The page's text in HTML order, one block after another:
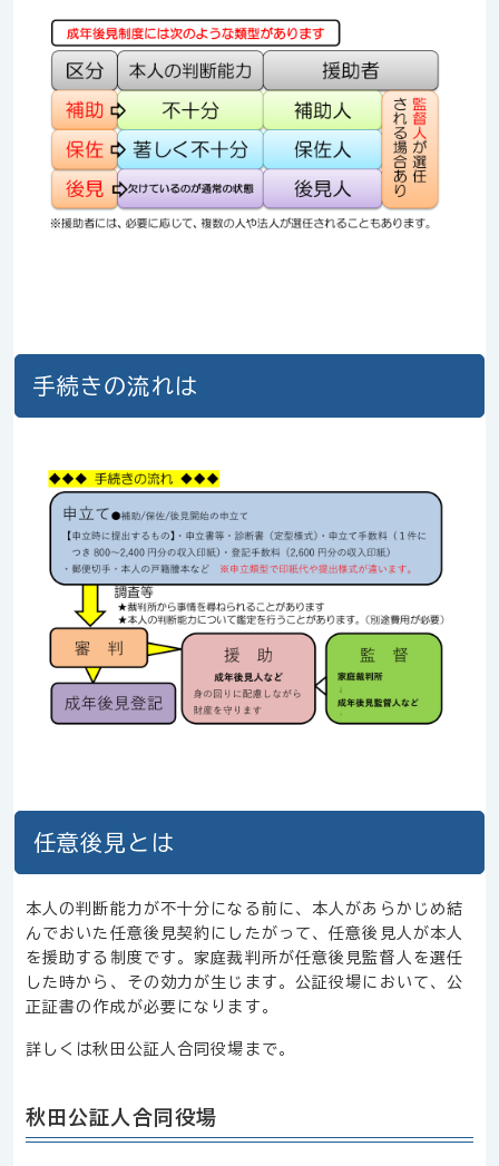
手続きの流れは
任意後見とは
本人の判断能力が不十分になる前に、本人があらかじめ結
んでおいた任意後見契約にしたがって、任意後見人が本人
を援助する制度です。家庭裁判所が任意後見監督人を選任
した時から、その効力が生じます。公証役場において、公
正証書の作成が必要になります。
詳しくは秋田公証人合同役場まで。
秋田公証人合同役場